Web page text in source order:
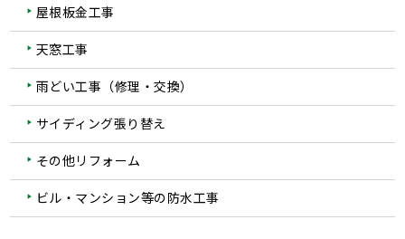
屋根板金工事
天窓工事
雨どい工事（修理・交換）
サイディング張り替え
その他リフォーム
ビル・マンション等の防水工事